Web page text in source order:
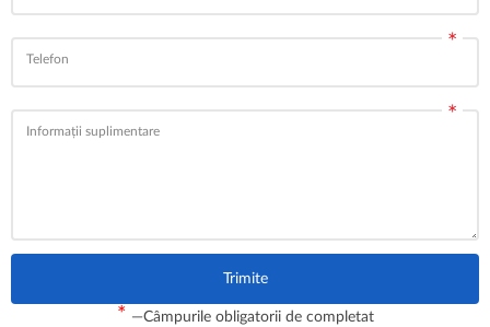
Telefon
Informații suplimentare
* —Câmpurile obligatorii de completat